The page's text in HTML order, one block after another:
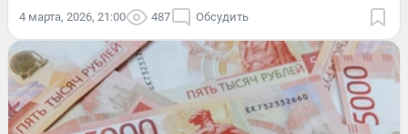
4 марта, 2026, 21:00 487 Обсудить